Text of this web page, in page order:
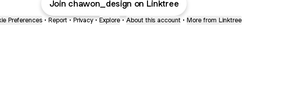
Join chawon_design on Linktree
Preferences • Report • Privacy • Explore • About this account • More from Linktree